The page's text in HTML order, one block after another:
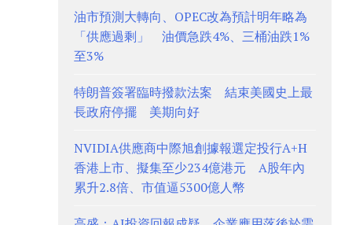
油市預測大轉向、OPEC改為預計明年略為
「供應過剩」 油價急跌4%、三桶油跌1%
至3%
特朗普簽署臨時撥款法案 結束美國史上最
長政府停擺 美期向好
NVIDIA供應商中際旭創據報選定投行A+H
香港上市、擬集至少234億港元 A股年內
累升2.8倍、市值逼5300億人幣